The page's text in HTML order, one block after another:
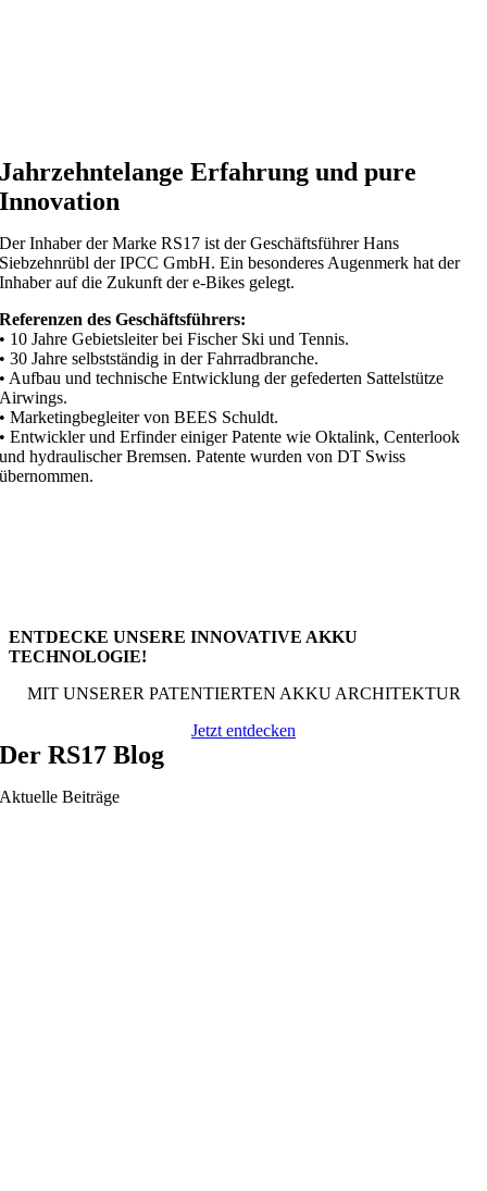
Jahrzehntelange Erfahrung und pure
Innovation
Der Inhaber der Marke RS17 ist der Geschäftsführer Hans
Siebzehnrübl der IPCC GmbH. Ein besonderes Augenmerk hat der
Inhaber auf die Zukunft der e-Bikes gelegt.
Referenzen des Geschäftsführers:
• 10 Jahre Gebietsleiter bei Fischer Ski und Tennis.
• 30 Jahre selbstständig in der Fahrradbranche.
• Aufbau und technische Entwicklung der gefederten Sattelstütze
Airwings.
• Marketingbegleiter von BEES Schuldt.
• Entwickler und Erfinder einiger Patente wie Oktalink, Centerlook
und hydraulischer Bremsen. Patente wurden von DT Swiss
übernommen.
ENTDECKE UNSERE INNOVATIVE AKKU
TECHNOLOGIE!
MIT UNSERER PATENTIERTEN AKKU ARCHITEKTUR
Jetzt entdecken
Der RS17 Blog
Aktuelle Beiträge